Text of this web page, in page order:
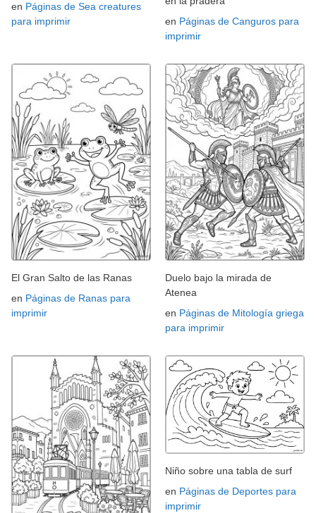
en Páginas de Sea creatures
para imprimir
en Páginas de Canguros para
imprimir
El Gran Salto de las Ranas
en Páginas de Ranas para
imprimir
Duelo bajo la mirada de
Atenea
en Páginas de Mitología griega
para imprimir
Niño sobre una tabla de surf
en Páginas de Deportes para
imprimir